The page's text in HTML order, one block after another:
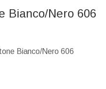
Bianco/Nero 606
Bianco/Nero 606